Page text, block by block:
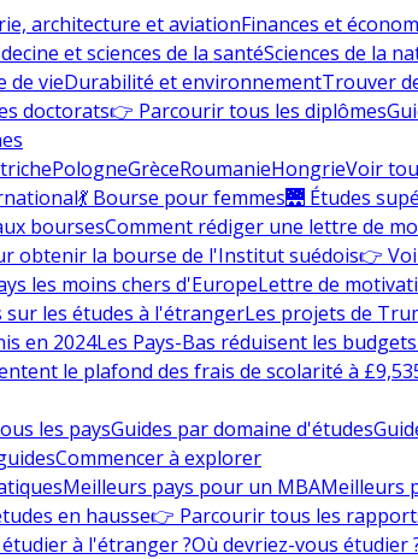
architecture et aviationFinances et
et sciences de la santéSciences de la
de vieDurabilité et environnementTrouver
doctorats👉 Parcourir tous les diplômes
PologneGrèceRoumanieHongrieVoir
💃 Bourse pour femmes🌉 Études
boursesComment rédiger une lettre de
obtenir la bourse de l'Institut suédois👉
les moins chers d'EuropeLettre de
les études à l'étrangerLes projets de
en 2024Les Pays-Bas réduisent les
le plafond des frais de scolarité à
les paysGuides par domaine d'études
Commencer à explorer
Meilleurs pays pour un MBAMeilleurs
en hausse👉 Parcourir tous les
à l'étranger ?Où devriez-vous étudier